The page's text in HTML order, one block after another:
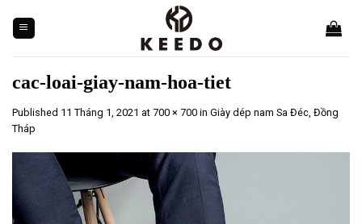
content
cac-loai-giay-nam-hoa-tiet
Published 11 Tháng 1, 2021 at 700 × 700 in Giày dép nam Sa Đéc, Đồng
Tháp